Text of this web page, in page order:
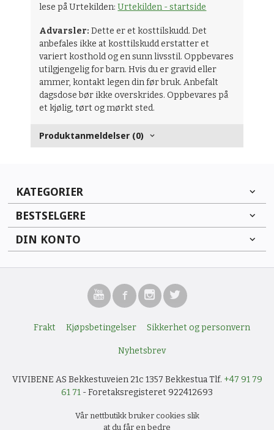
lese på Urtekilden:Urtekilden - startside
Advarsler:Dette er et kosttilskudd. Det
anbefales ikke at kosttilskudd erstatter et
variert kosthold og en sunn livsstil. Oppbevares
utilgjengelig for barn. Hvis du er gravid eller
ammer, kontakt legen din før bruk. Anbefalt
dagsdose bør ikke overskrides. Oppbevares på
et kjølig, tørt og mørkt sted.
Produktanmeldelser (0)
KATEGORIER
BESTSELGERE
DIN KONTO
Frakt Kjøpsbetingelser Sikkerhet og personvern
Nyhetsbrev
VIVIBENE AS Bekkestuveien 21c 1357 Bekkestua Tlf. +47 91 79
61 71 - Foretaksregisteret 922412693
Vår nettbutikk bruker cookies slik
at du får en bedre